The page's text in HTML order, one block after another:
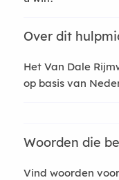
Over dit
Het Van Dale
op basis van
Woorden die
Vind woorden